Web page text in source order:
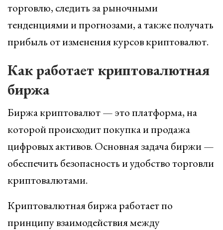
торговлю, следить за рыночными
тенденциями и прогнозами, а также получать
прибыль от изменения курсов криптовалют.
Как работает криптовалютная
биржа
Биржа криптовалют — это платформа, на
которой происходит покупка и продажа
цифровых активов. Основная задача биржи —
обеспечить безопасность и удобство торговли
криптовалютами.
Криптовалютная биржа работает по
принципу взаимодействия между